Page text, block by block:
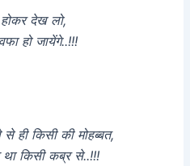
देख लो,
हो जायेंगे..!!!
ही किसी की मोहब्बत,
किसी कब्र से..!!!